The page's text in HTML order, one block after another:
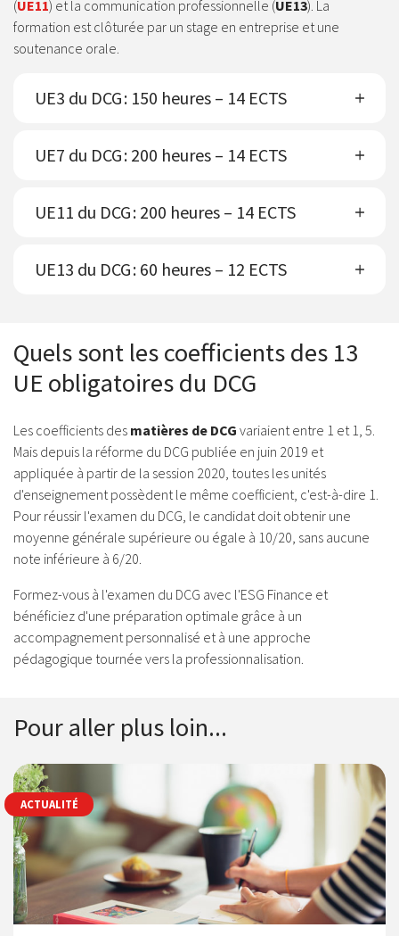
(UE11) et la communication professionnelle (UE13). La
formation est clôturée par un stage en entreprise et une
soutenance orale.
UE3 du DCG : 150 heures – 14 ECTS
UE7 du DCG : 200 heures – 14 ECTS
UE11 du DCG : 200 heures – 14 ECTS
UE13 du DCG : 60 heures – 12 ECTS
Quels sont les coefficients des 13
UE obligatoires du DCG
Les coefficients des matières de DCG variaient entre 1 et 1, 5.
Mais depuis la réforme du DCG publiée en juin 2019 et
appliquée à partir de la session 2020, toutes les unités
d'enseignement possèdent le même coefficient, c'est-à-dire 1.
Pour réussir l'examen du DCG, le candidat doit obtenir une
moyenne générale supérieure ou égale à 10/20, sans aucune
note inférieure à 6/20.
Formez-vous à l'examen du DCG avec l'ESG Finance et
bénéficiez d'une préparation optimale grâce à un
accompagnement personnalisé et à une approche
pédagogique tournée vers la professionnalisation.
Pour aller plus loin...
ACTUALITÉ